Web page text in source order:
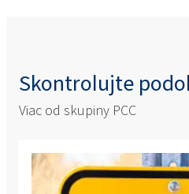
Skontrolujte
Viac od skupiny PCC